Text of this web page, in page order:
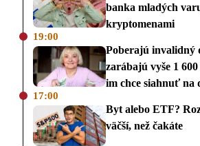
banka mladých
kryptomenami
19:00
Poberajú invalidný
zarábajú vyše 1
im chce siahnuť na
17:00
Byt alebo ETF?
väčší, než čakáte